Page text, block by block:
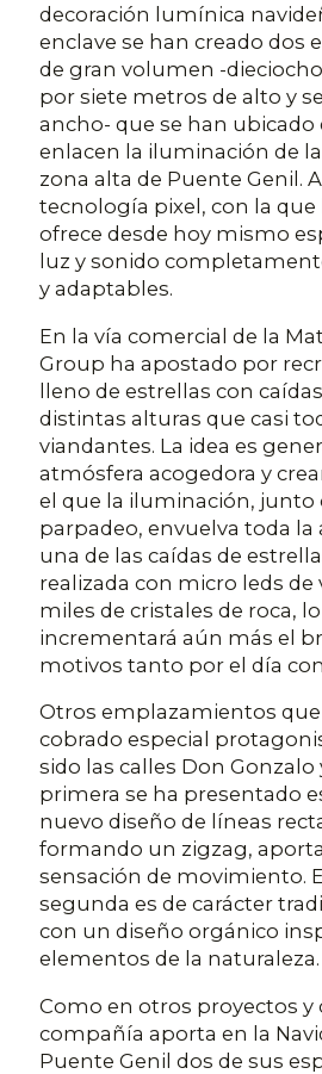
decoración lumínica
enclave se han creado dos
de gran volumen -
por siete metros de alto y
ancho- que se han ubicado
enlacen la iluminación de
zona alta de Puente Genil.
tecnología pixel, con la
ofrece desde hoy mismo
luz y sonido
y adaptables.
En la vía comercial de la
Group ha apostado por
lleno de estrellas con
distintas alturas que casi
viandantes. La idea es
atmósfera acogedora y
el que la iluminación, junto
parpadeo, envuelva toda la
una de las caídas de
realizada con micro leds de
miles de cristales de roca,
incrementará aún más el
motivos tanto por el día
Otros emplazamientos
cobrado especial
sido las calles Don Gonzalo
primera se ha presentado
nuevo diseño de líneas
formando un zigzag,
sensación de movimiento.
segunda es de carácter
con un diseño orgánico
elementos de la naturaleza.
Como en otros proyectos y
compañía aporta en la
Puente Genil dos de sus